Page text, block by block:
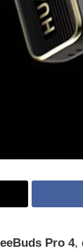
Pro 4,